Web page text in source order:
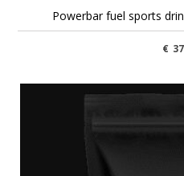
Powerbar fuel sports
€